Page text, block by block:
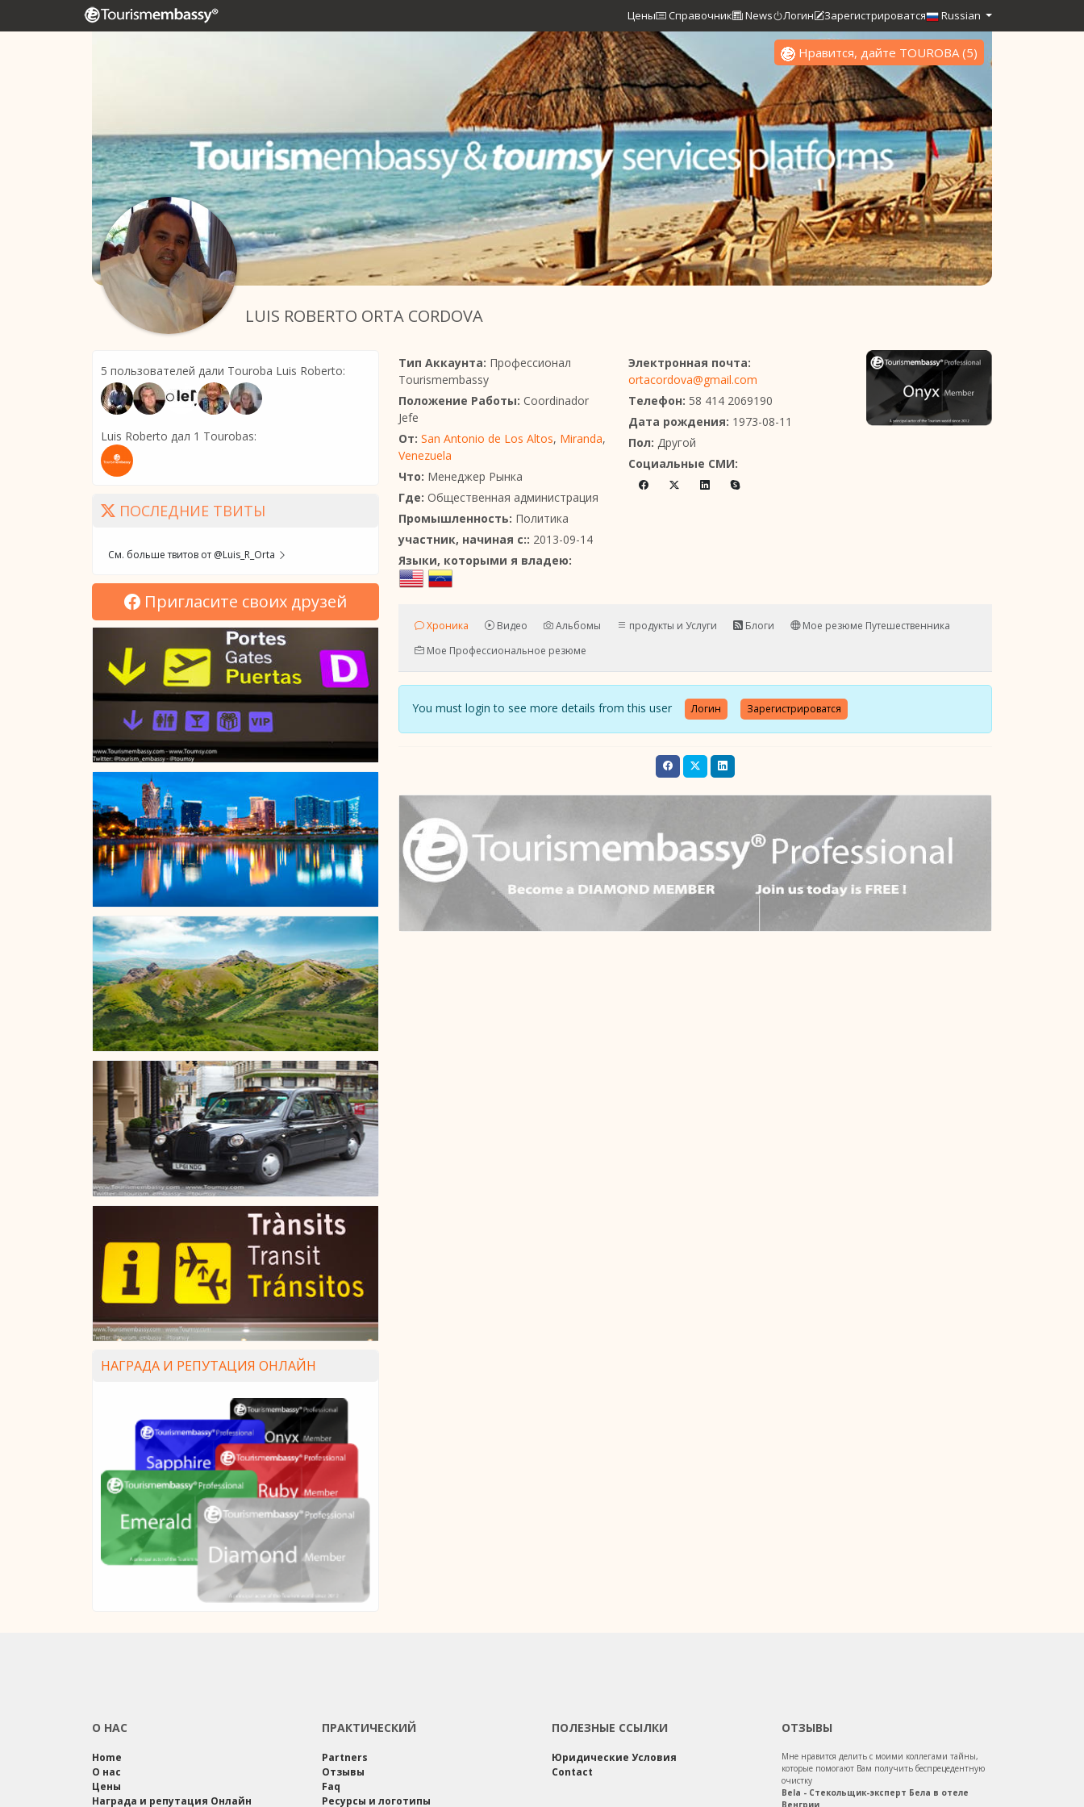
Цены Справочник News Логин Зарегистрироватся Russian
LUIS ROBERTO ORTA CORDOVA
Нравится, дайте TOUROBA(5)
5 пользователей дали Touroba Luis Roberto:
Luis Roberto дал 1 Tourobas:
ПОСЛЕДНИЕ ТВИТЫ
См. больше твитов от @Luis_R_Orta
Пригласите своих друзей
НАГРАДА И РЕПУТАЦИЯ ОНЛАЙН
Тип Аккаунта: Профессионал
Tourismembassy
Положение Работы: Coordinador
Jefe
От: San Antonio de Los Altos, Miranda,
Venezuela
Что: Менеджер Рынка
Где: Общественная администрация
Промышленность: Политика
участник, начиная с:: 2013-09-14
Электронная почта:
ortacordova@gmail.com
Телефон: 58 414 2069190
Дата рождения: 1973-08-11
Пол: Другой
Социальные СМИ:
Языки, которыми я владею:
Хроника Видео Альбомы продукты и Услуги Блоги
Мое резюме Путешественника
Мое Профессиональное резюме
You must login to see more details from this user Логин Зарегистрироватся
О НАС
Home
О нас
Цены
Награда и репутация Онлайн
ПРАКТИЧЕСКИЙ
Partners
Отзывы
Faq
Ресурсы и логотипы
ПОЛЕЗНЫЕ ССЫЛКИ
Юридические Условия
Contact
ОТЗЫВЫ
Мне нравится делить с моими коллегами тайны,
которые помогают Вам получить беспрецедентную
очистку
Bela - Стекольщик-эксперт Бела в отеле
Венгрии